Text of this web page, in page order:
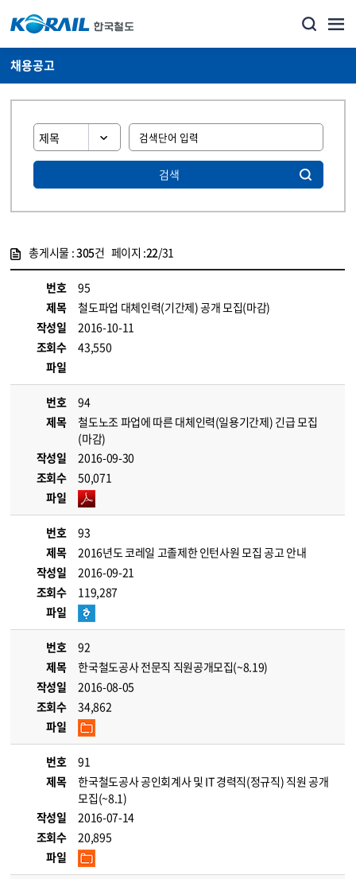
채용공고
검색
총게시물 :305건 페이지 :22/31
번호
95
제목
철도파업 대체인력(기간제) 공개 모집(마감)
작성일
2016-10-11
조회수
43,550
파일
번호
94
제목
철도노조 파업에 따른 대체인력(일용기간제) 긴급 모집
(마감)
작성일
2016-09-30
조회수
50,071
파일
번호
93
제목
2016년도 코레일 고졸제한 인턴사원 모집 공고 안내
작성일
2016-09-21
조회수
119,287
파일
번호
92
제목
한국철도공사 전문직 직원공개모집(~8.19)
작성일
2016-08-05
조회수
34,862
파일
번호
91
제목
한국철도공사 공인회계사 및 IT 경력직(정규직) 직원 공개
모집(~8.1)
작성일
2016-07-14
조회수
20,895
파일